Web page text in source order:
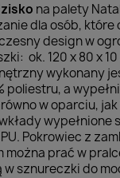
na palety
dla osób, które
design w
ok. 120 x 80 x 10
wykonany
poliestru, a
w oparciu,
wypełnione
Pokrowiec z
można prać w
sznureczki do